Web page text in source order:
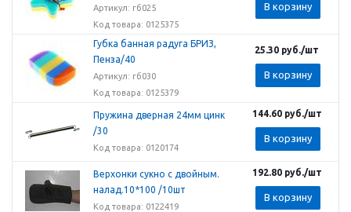
Артикул: гб025
Код товара: 0125375
В корзину
Губка банная радуга БРИЗ,
Пенза/40
Артикул: гб030
Код товара: 0125379
25.30 руб./шт
В корзину
Пружина дверная 24мм цинк
/30
Код товара: 0120174
144.60руб./шт
В корзину
Верхонки сукно с двойным.
налад.10*100 /10шт
Код товара: 0122419
192.80руб./шт
В корзину